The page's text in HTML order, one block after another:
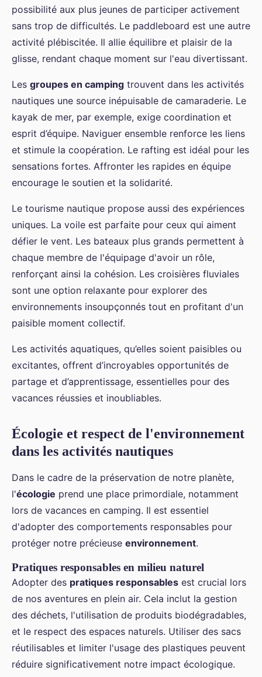
possibilité aux plus jeunes de participer activement
sans trop de difficultés. Le paddleboard est une autre
activité plébiscitée. Il allie équilibre et plaisir de la
glisse, rendant chaque moment sur l'eau divertissant.
Les groupes en camping trouvent dans les activités
nautiques une source inépuisable de camaraderie. Le
kayak de mer, par exemple, exige coordination et
esprit d’équipe. Naviguer ensemble renforce les liens
et stimule la coopération. Le rafting est idéal pour les
sensations fortes. Affronter les rapides en équipe
encourage le soutien et la solidarité.
Le tourisme nautique propose aussi des expériences
uniques. La voile est parfaite pour ceux qui aiment
défier le vent. Les bateaux plus grands permettent à
chaque membre de l'équipage d'avoir un rôle,
renforçant ainsi la cohésion. Les croisières fluviales
sont une option relaxante pour explorer des
environnements insoupçonnés tout en profitant d'un
paisible moment collectif.
Les activités aquatiques, qu’elles soient paisibles ou
excitantes, offrent d’incroyables opportunités de
partage et d’apprentissage, essentielles pour des
vacances réussies et inoubliables.
Écologie et respect de l'environnement
dans les activités nautiques
Dans le cadre de la préservation de notre planète,
l'écologie prend une place primordiale, notamment
lors de vacances en camping. Il est essentiel
d'adopter des comportements responsables pour
protéger notre précieuse environnement.
Pratiques responsables en milieu naturel
Adopter des pratiques responsables est crucial lors
de nos aventures en plein air. Cela inclut la gestion
des déchets, l'utilisation de produits biodégradables,
et le respect des espaces naturels. Utiliser des sacs
réutilisables et limiter l'usage des plastiques peuvent
réduire significativement notre impact écologique.